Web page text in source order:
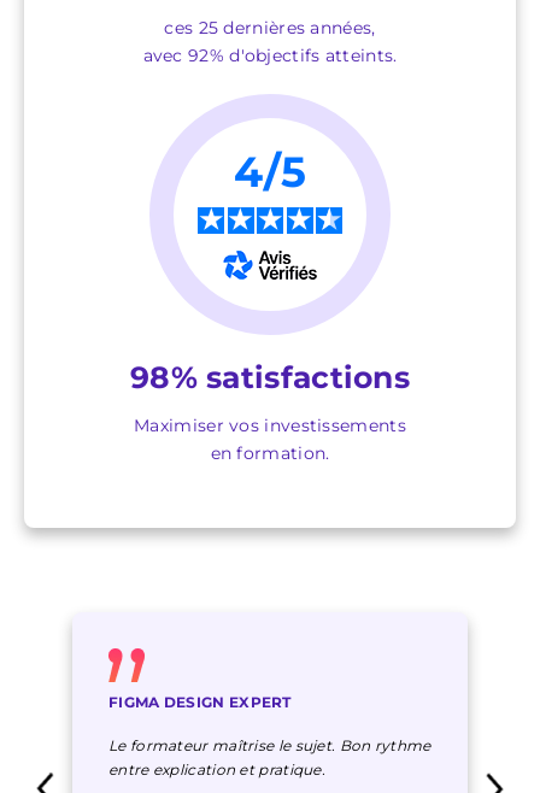
ces 25 dernières années,
avec 92% d'objectifs atteints.
4/5
★★★★★
98% satisfactions
Maximiser vos investissements
en formation.
FIGMA DESIGN EXPERT
Le formateur maîtrise le sujet. Bon rythme
entre explication et pratique.